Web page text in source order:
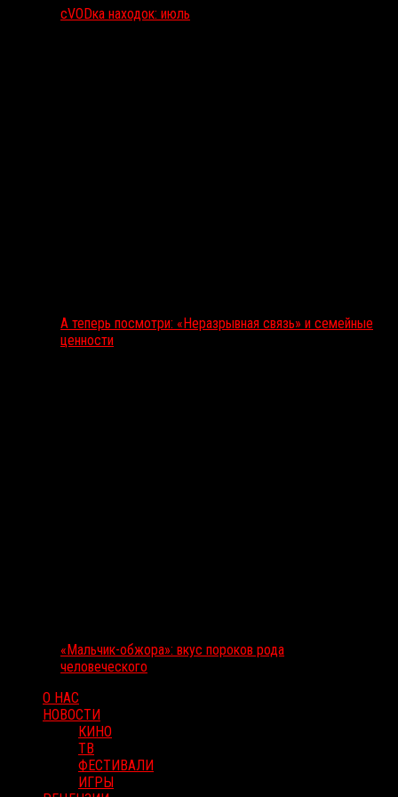
сVODка находок: июль
А теперь посмотри: «Неразрывная связь» и семейные
ценности
«Мальчик-обжора»: вкус пороков рода
человеческого
О НАС
НОВОСТИ
КИНО
ТВ
ФЕСТИВАЛИ
ИГРЫ